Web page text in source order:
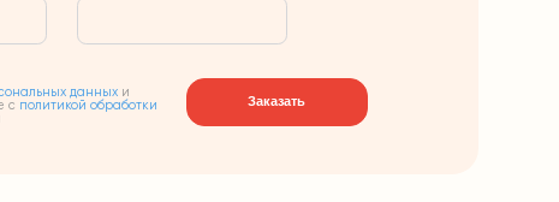
данных и
с политикой обработки
Заказать